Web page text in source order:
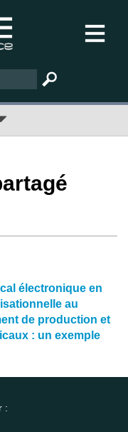
électronique en
au
de production et
: un exemple
: